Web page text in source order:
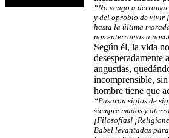
“No vengo a
y del oprobio de vivir
hasta la última
nos enterramos a
Según él, la vida
desesperadamente
angustias,
incomprensible,
hombre tiene que
“Pasaron siglos de
siempre mudos y
¡Filosofías!
Babel levantadas